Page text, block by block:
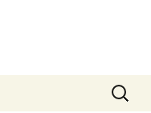
Search
for: